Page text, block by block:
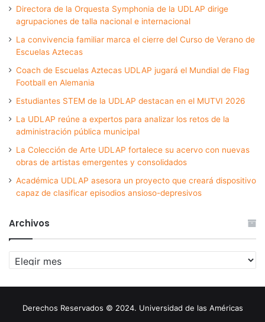
Directora de la Orquesta Symphonia de la UDLAP dirige
agrupaciones de talla nacional e internacional
La convivencia familiar marca el cierre del Curso de Verano de
Escuelas Aztecas
Coach de Escuelas Aztecas UDLAP jugará el Mundial de Flag
Football en Alemania
Estudiantes STEM de la UDLAP destacan en el MUTVI 2026
La UDLAP reúne a expertos para analizar los retos de la
administración pública municipal
La Colección de Arte UDLAP fortalece su acervo con nuevas
obras de artistas emergentes y consolidados
Académica UDLAP asesora un proyecto que creará dispositivo
capaz de clasificar episodios ansioso-depresivos
Archivos
Archivos
Derechos Reservados © 2024. Universidad de las Américas